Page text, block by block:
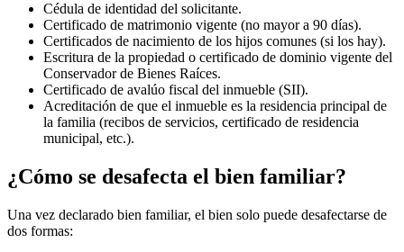
Cédula de identidad del solicitante.
Certificado de matrimonio vigente (no mayor a 90 días).
Certificados de nacimiento de los hijos comunes (si los hay).
Escritura de la propiedad o certificado de dominio vigente del
Conservador de Bienes Raíces.
Certificado de avalúo fiscal del inmueble (SII).
Acreditación de que el inmueble es la residencia principal de
la familia (recibos de servicios, certificado de residencia
municipal, etc.).
¿Cómo se desafecta el bien familiar?
Una vez declarado bien familiar, el bien solo puede desafectarse de
dos formas: